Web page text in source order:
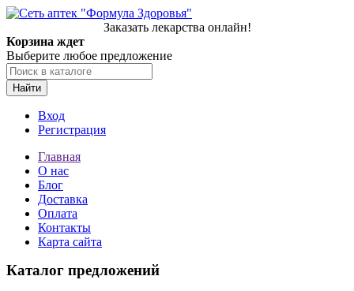
Заказать лекарства онлайн!
Корзина ждет
Выберите любое предложение
Найти
Вход
Регистрация
Главная
О нас
Блог
Доставка
Оплата
Контакты
Карта сайта
Каталог предложений